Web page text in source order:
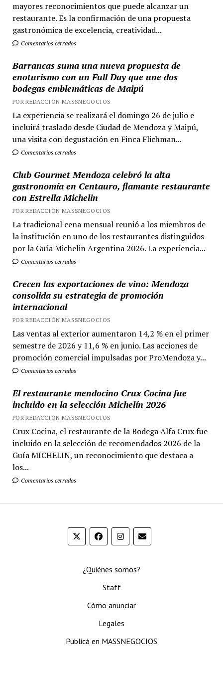
mayores reconocimientos que puede alcanzar un
restaurante. Es la confirmación de una propuesta
gastronómica de excelencia, creatividad...
Comentarios cerrados
Barrancas suma una nueva propuesta de
enoturismo con un Full Day que une dos
bodegas emblemáticas de Maipú
POR REDACCIÓN MASSNEGOCIOS
La experiencia se realizará el domingo 26 de julio e
incluirá traslado desde Ciudad de Mendoza y Maipú,
una visita con degustación en Finca Flichman...
Comentarios cerrados
Club Gourmet Mendoza celebró la alta
gastronomía en Centauro, flamante restaurante
con Estrella Michelin
POR REDACCIÓN MASSNEGOCIOS
La tradicional cena mensual reunió a los miembros de
la institución en uno de los restaurantes distinguidos
por la Guía Michelin Argentina 2026. La experiencia...
Comentarios cerrados
Crecen las exportaciones de vino: Mendoza
consolida su estrategia de promoción
internacional
POR REDACCIÓN MASSNEGOCIOS
Las ventas al exterior aumentaron 14,2 % en el primer
semestre de 2026 y 11,6 % en junio. Las acciones de
promoción comercial impulsadas por ProMendoza y...
Comentarios cerrados
El restaurante mendocino Crux Cocina fue
incluido en la selección Michelín 2026
POR REDACCIÓN MASSNEGOCIOS
Crux Cocina, el restaurante de la Bodega Alfa Crux fue
incluido en la selección de recomendados 2026 de la
Guía MICHELIN, un reconocimiento que destaca a
los...
Comentarios cerrados
¿Quiénes somos?
Staff
Cómo anunciar
Legales
Publicá en MASSNEGOCIOS